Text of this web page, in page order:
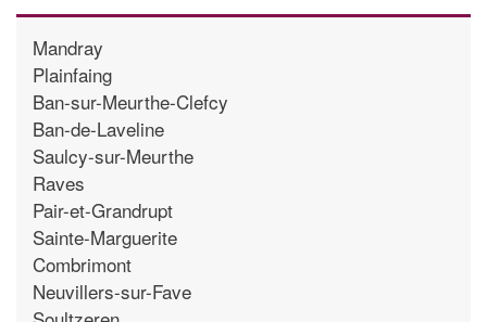
Mandray
Plainfaing
Ban-sur-Meurthe-Clefcy
Ban-de-Laveline
Saulcy-sur-Meurthe
Raves
Pair-et-Grandrupt
Sainte-Marguerite
Combrimont
Neuvillers-sur-Fave